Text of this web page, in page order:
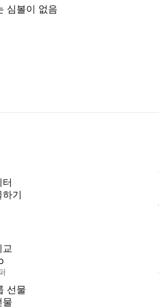
심볼이 없음
기
교
선물
물